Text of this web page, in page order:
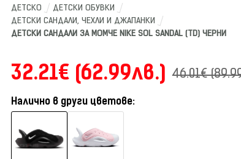
ДЕТСКО
ДЕТСКИ ОБУВКИ
ДЕТСКИ САНДАЛИ, ЧЕХЛИ И ДЖАПАНКИ
ДЕТСКИ САНДАЛИ ЗА МОМЧЕ NIKE SOL SANDAL (TD) ЧЕРНИ
32.21€ (62.99лв.) 46.01€
Налично в други цветове: